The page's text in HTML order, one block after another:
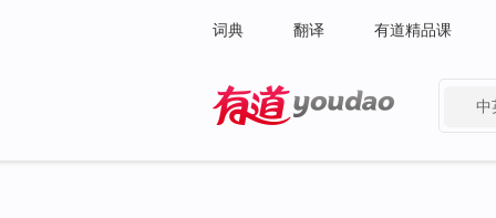
词典 翻译 有道精品课
中